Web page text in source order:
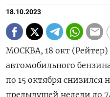
18.10.2023
МОСКВА, 18 окт
автомобильного
по 15 октября снизился
предыдущей недели до